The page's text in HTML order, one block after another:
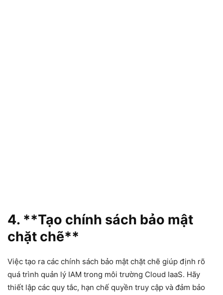
4. **Tạo chính sách bảo mật
chặt chẽ**
Việc tạo ra các chính sách bảo mật chặt chẽ giúp định rõ
quá trình quản lý IAM trong môi trường Cloud IaaS. Hãy
thiết lập các quy tắc, hạn chế quyền truy cập và đảm bảo